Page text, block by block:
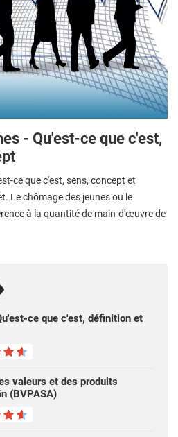
- Qu'est-ce que c'est,
ce que c'est, sens, concept et
Le chômage des jeunes ou le
à la quantité de main-d'œuvre de
ce que c'est, définition et
valeurs et des produits
(BVPASA)